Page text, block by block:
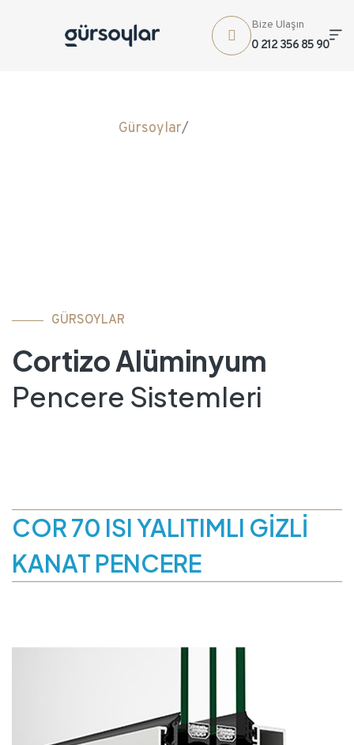
Bize Ulaşın
0 212 356 85 90
Gürsoylar/
GÜRSOYLAR
Cortizo Alüminyum
Pencere Sistemleri
COR 70 ISI YALITIMLI GİZLİ
KANAT PENCERE